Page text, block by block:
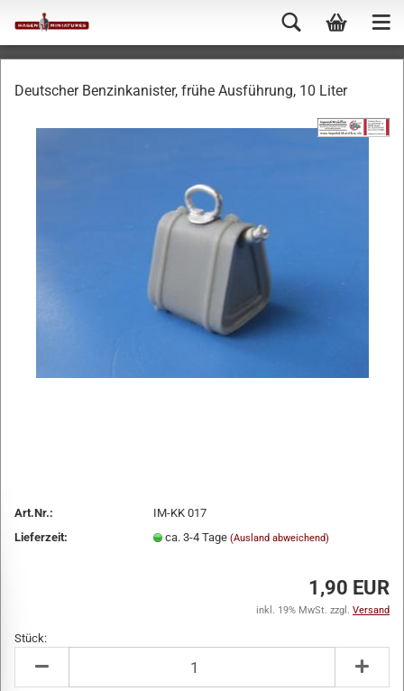
Deutscher Benzinkanister, frühe Ausführung, 10 Liter
Art.Nr.:
IM-KK 017
Lieferzeit:
ca. 3-4 Tage (Ausland abweichend)
1,90 EUR
inkl. 19% MwSt. zzgl. Versand
Stück: